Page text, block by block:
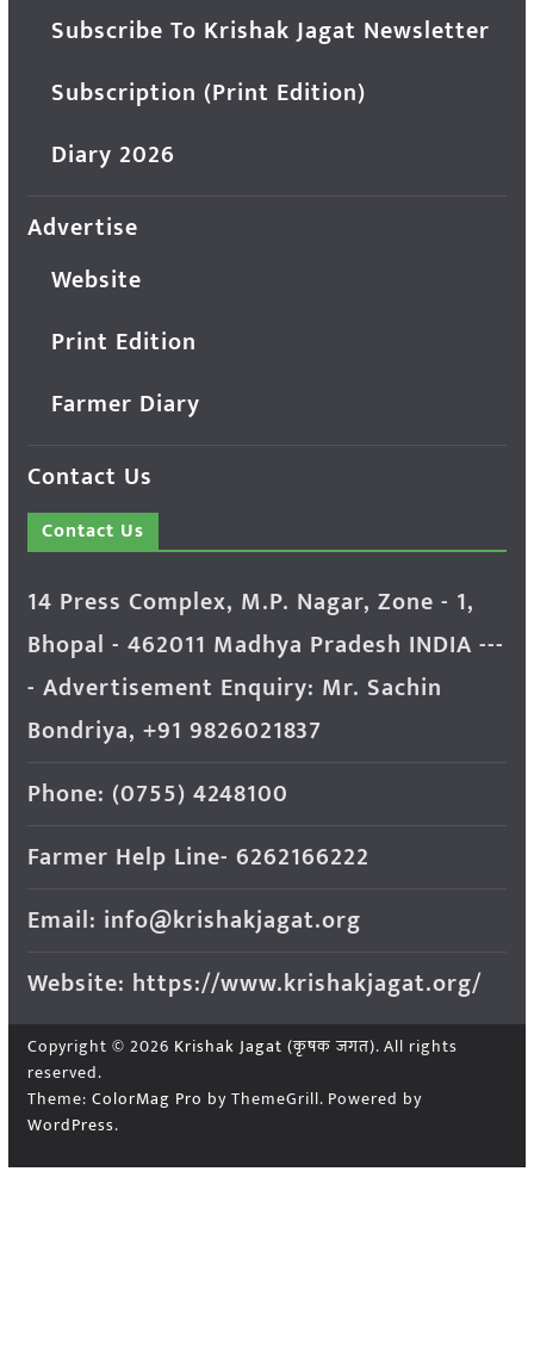
Subscribe To Krishak Jagat Newsletter
Subscription (Print Edition)
Diary 2026
Advertise
Website
Print Edition
Farmer Diary
Contact Us
Contact Us
14 Press Complex, M.P. Nagar, Zone - 1,
Bhopal - 462011 Madhya Pradesh INDIA ---
- Advertisement Enquiry: Mr. Sachin
Bondriya, +91 9826021837
Phone: (0755) 4248100
Farmer Help Line- 6262166222
Email: info@krishakjagat.org
Website: https://www.krishakjagat.org/
Copyright © 2026 Krishak Jagat (कृषक जगत). All rights
reserved.
Theme: ColorMag Pro by ThemeGrill. Powered by
WordPress.